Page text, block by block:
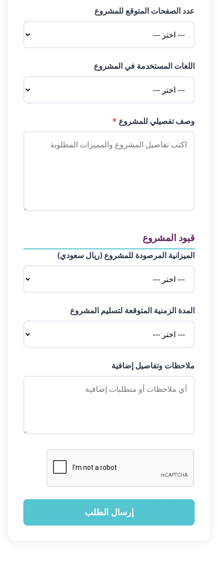
عدد الصفحات المتوقع للمشروع
اللغات المستخدمة في المشروع
وصف تفصيلي للمشروع *
قيود المشروع
الميزانية المرصودة للمشروع (ريال سعودي)
المدة الزمنية المتوقعة لتسليم المشروع
ملاحظات وتفاصيل إضافية
إرسال الطلب